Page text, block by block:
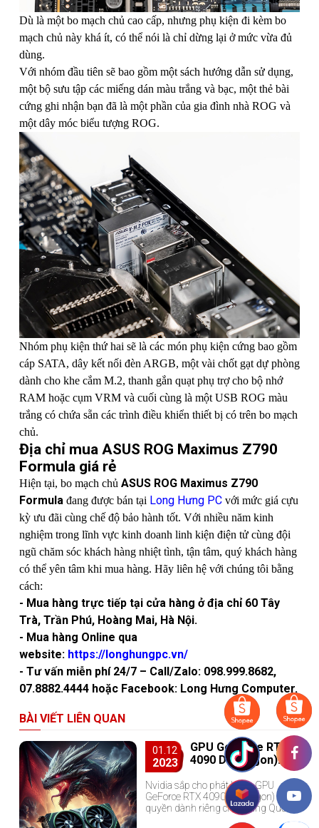
Dù là một bo mạch chủ cao cấp, nhưng phụ kiện đi kèm bo
mạch chủ này khá ít, có thể nói là chỉ dừng lại ở mức vừa đủ
dùng.
Với nhóm đầu tiên sẽ bao gồm một sách hướng dẫn sử dụng,
một bộ sưu tập các miếng dán màu trắng và bạc, một thẻ bài
cứng ghi nhận bạn đã là một phần của gia đình nhà ROG và
một dây móc biểu tượng ROG.
Nhóm phụ kiện thứ hai sẽ là các món phụ kiện cứng bao gồm
cáp SATA, dây kết nối đèn ARGB, một vài chốt gạt dự phòng
dành cho khe cắm M.2, thanh gắn quạt phụ trợ cho bộ nhớ
RAM hoặc cụm VRM và cuối cùng là một USB ROG màu
trắng có chứa sẵn các trình điều khiển thiết bị có trên bo mạch
chủ.
Địa chỉ mua ASUS ROG Maximus Z790
Formula giá rẻ
Hiện tại, bo mạch chủ ASUS ROG Maximus Z790
Formula đang được bán tại Long Hưng PC với mức giá cựu
kỳ ưu đãi cùng chế độ bảo hành tốt. Với nhiều năm kinh
nghiệm trong lĩnh vực kinh doanh linh kiện điện tử cùng đội
ngũ chăm sóc khách hàng nhiệt tình, tận tâm, quý khách hàng
có thể yên tâm khi mua hàng. Hãy liên hệ với chúng tôi bằng
cách:
- Mua hàng trực tiếp tại cửa hàng ở địa chỉ 60 Tây
Trà, Trần Phú, Hoàng Mai, Hà Nội.
- Mua hàng Online qua
website: https://longhungpc.vn/
- Tư vấn miễn phí 24/7 – Call/Zalo: 098.999.8682,
07.8882.4444 hoặc Facebook: Long Hưng Computer.
BÀI VIẾT LIÊN QUAN
01.12
2023
GPU GeForce RTX
4090 D (Dragon)
được NVIDIA thiết
kế độc quyền cho
Trung Quốc
Nvidia sắp cho phát hành GPU
GeForce RTX 4090 D (Dragon) độc
quyền dành riêng cho Trung Quốc